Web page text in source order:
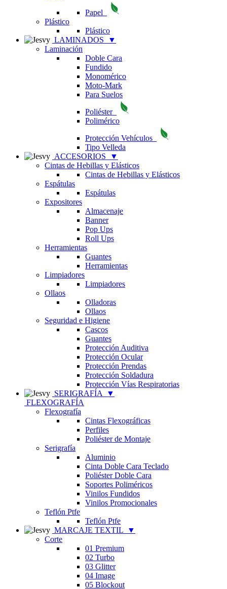
Papel
Plástico
Plástico
LAMINADOS
▼
Laminación
Doble Cara
Fundido
Monomérico
Moto-Mark
Para Suelos
Poliéster
Polimérico
Protección Vehículos
Tipo Velleda
ACCESORIOS
▼
Cintas de Hebillas y Elásticos
Cintas de Hebillas y Elásticos
Espátulas
Espátulas
Expositores
Almacenaje
Banner
Pop Ups
Roll Ups
Herramientas
Guantes
Herramientas
Limpiadores
Limpiadores
Ollaos
Olladoras
Ollaos
Seguridad e Higiene
Cascos
Guantes
Protección Auditiva
Protección Ocular
Protección Prendas
Protección Soldadura
Protección Vías Respiratorias
SERIGRAFÍA
▼
FLEXOGRAFÍA
Flexografía
Cintas Flexográficas
Perfiles
Poliéster de Montaje
Serigrafía
Aluminio
Cinta Doble Cara Teclado
Poliéster Doble Cara
Soportes Poliméricos
Vinilos Fundidos
Vinilos Promocionales
Teflón Ptfe
Teflón Ptfe
MARCAJE TEXTIL
▼
Corte
01 Premium
02 Turbo
03 Glitter
04 Image
05 Blockout